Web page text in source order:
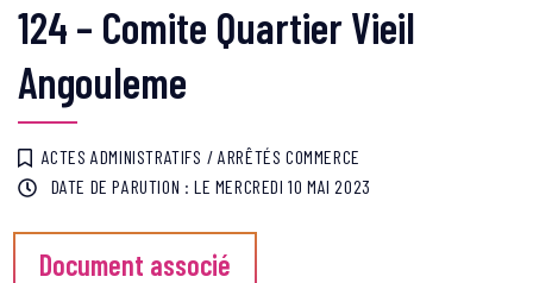
124 – Comite Quartier Vieil
Angouleme
ACTES ADMINISTRATIFS / ARRÊTÉS COMMERCE
DATE DE PARUTION : LE MERCREDI 10 MAI 2023
Document associé